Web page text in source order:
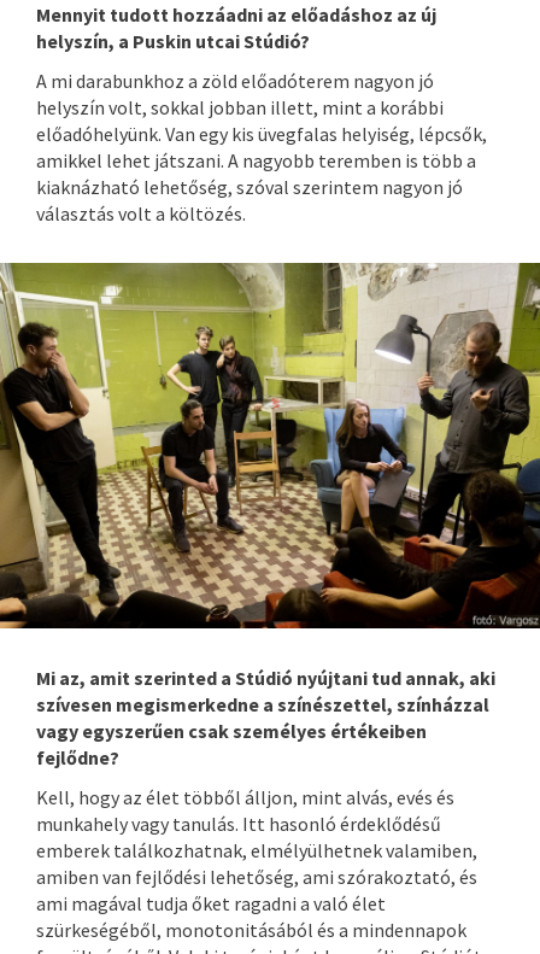
Mennyit tudott hozzáadni az előadáshoz az új
helyszín, a Puskin utcai Stúdió?
A mi darabunkhoz a zöld előadóterem nagyon jó
helyszín volt, sokkal jobban illett, mint a korábbi
előadóhelyünk. Van egy kis üvegfalas helyiség, lépcsők,
amikkel lehet játszani. A nagyobb teremben is több a
kiaknázható lehetőség, szóval szerintem nagyon jó
választás volt a költözés.
Mi az, amit szerinted a Stúdió nyújtani tud annak, aki
szívesen megismerkedne a színészettel, színházzal
vagy egyszerűen csak személyes értékeiben
fejlődne?
Kell, hogy az élet többől álljon, mint alvás, evés és
munkahely vagy tanulás. Itt hasonló érdeklődésű
emberek találkozhatnak, elmélyülhetnek valamiben,
amiben van fejlődési lehetőség, ami szórakoztató, és
ami magával tudja őket ragadni a való élet
szürkeségéből, monotonitásából és a mindennapok